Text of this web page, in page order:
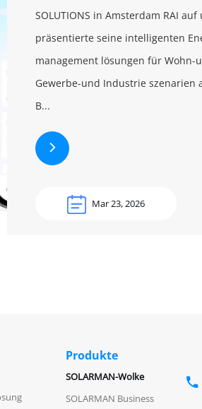
SOLUTIONS in Amsterdam RAI auf
präsentierte seine intelligenten
management lösungen für Wohn-
Gewerbe-und Industrie szenarien
B...
Mar 23, 2026
Produkte
SOLARMAN-Wolke
SOLARMAN Business
